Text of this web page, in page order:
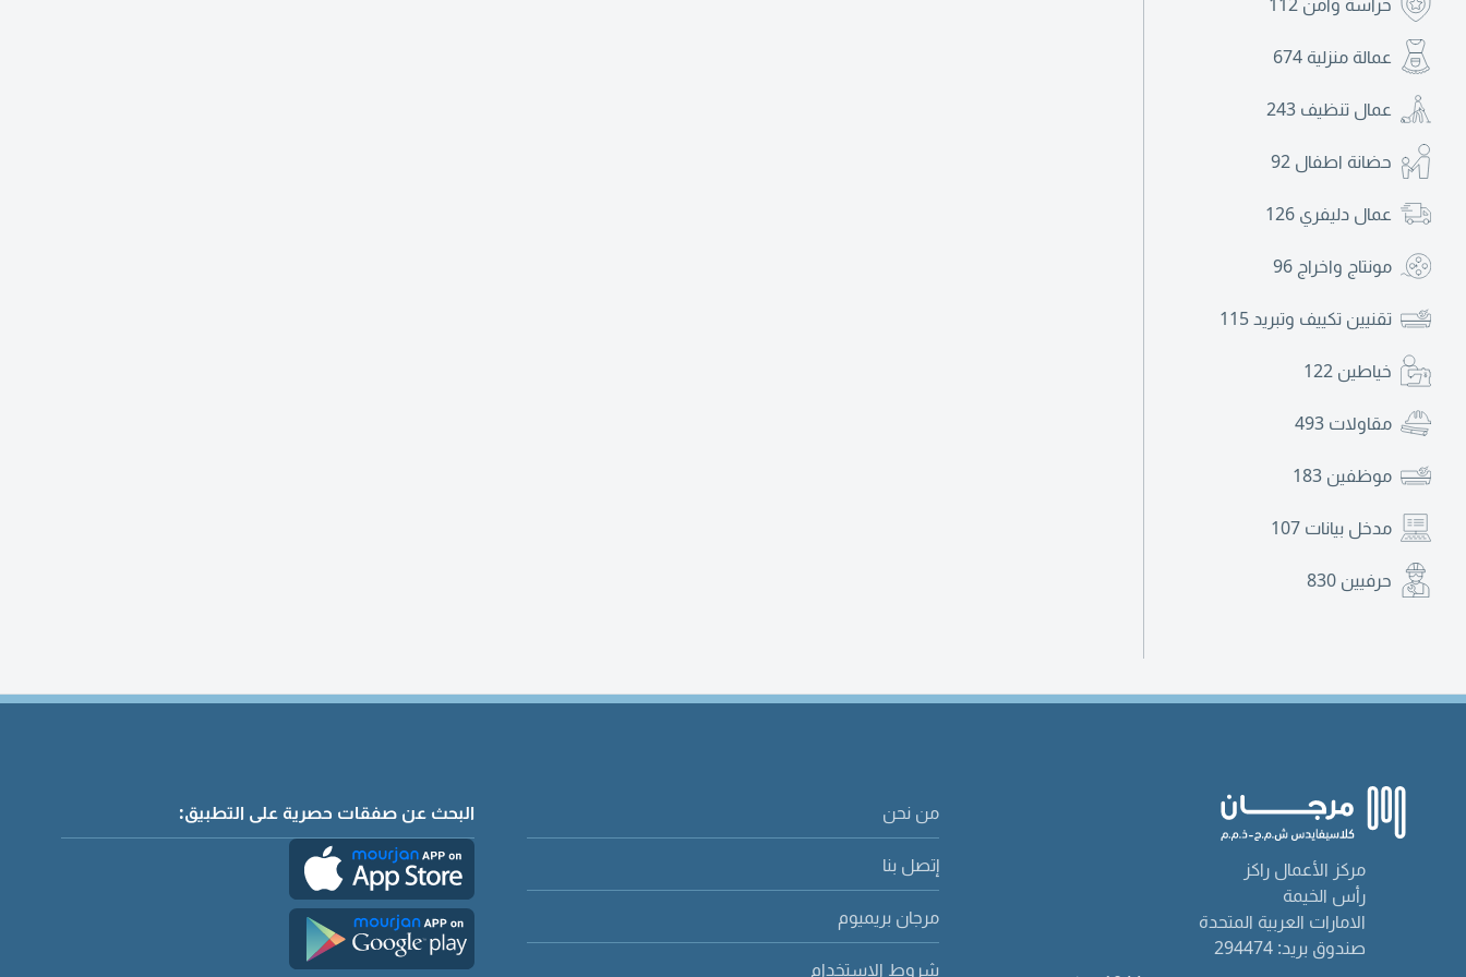
عمالة منزلية 674
عمال تنظيف 243
حضانة اطفال 92
عمال دليفري 126
مونتاج واخراج 96
تقنيين تكييف وتبريد115
خياطين 122
مقاولات 493
موظفين 183
مدخل بيانات 107
حرفيين 830
مركز الأعمال راكز
رأس الخيمة
الامارات العربية المتحدة
صندوق بريد: 294474
من نحن
إتصل بنا
مرجان بريميوم
شروط الاستخدام
البحث عن صفقات حصرية على التطبيق: